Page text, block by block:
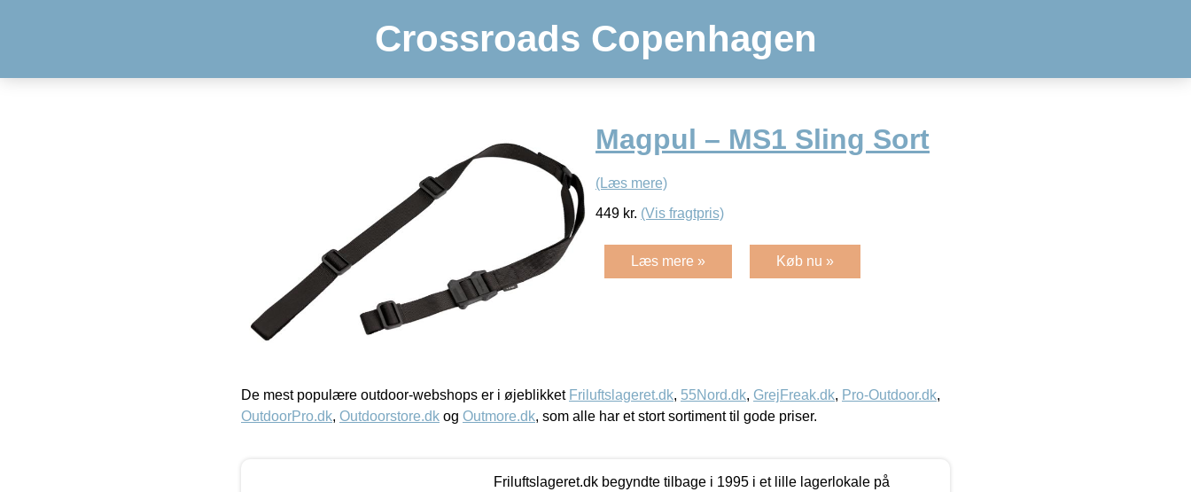
Crossroads Copenhagen
Magpul – MS1 Sling Sort
(Læs mere)
449 kr. (Vis fragtpris)
Læs mere » Køb nu »
De mest populære outdoor-webshops er i øjeblikket Friluftslageret.dk, 55Nord.dk, GrejFreak.dk, Pro-Outdoor.dk,
OutdoorPro.dk, Outdoorstore.dk og Outmore.dk, som alle har et stort sortiment til gode priser.
Friluftslageret.dk begyndte tilbage i 1995 i et lille lagerlokale på